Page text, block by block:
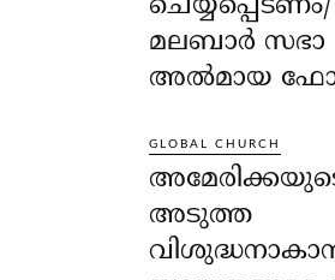
മലബാർ സഭാ
അൽമായ
GLOBAL CHURCH
അടുത്ത